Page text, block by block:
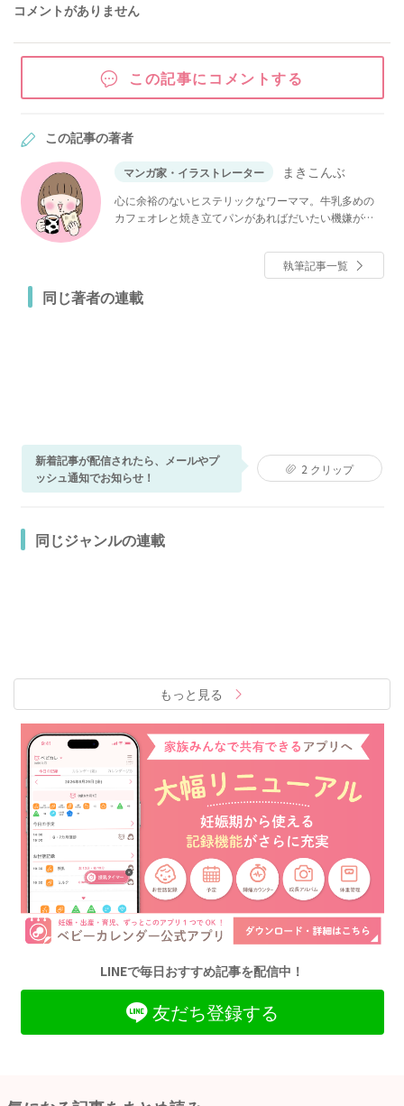
コメントがありません
この記事にコメントする
この記事の著者
マンガ家・イラストレーター まきこんぶ
心に余裕のないヒステリックなワーママ。牛乳多めの
カフェオレと焼き立てパンがあればだいたい機嫌が直
グやInstagramにUPしている。ナルシストで家庭的な
夫「オタッキー」と内弁慶外地蔵な娘「こはさん」、
執筆記事一覧
同じ著者の連載
新着記事が配信されたら、メールやプ
ッシュ通知でお知らせ！
2 クリップ
同じジャンルの連載
もっと見る
LINEで毎日おすすめ記事を配信中！
友だち登録する